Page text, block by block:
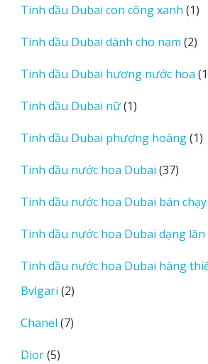
Tinh dầu Dubai con công xanh 11
Tinh dầu Dubai dành cho nam 22
Tinh dầu Dubai hương nước hoa
Tinh dầu Dubai nữ 11
phẩm
Tinh dầu Dubai phượng hoàng 11
Tinh dầu nước hoa Dubai 3737
phẩm
Tinh dầu nước hoa Dubai bán
Tinh dầu nước hoa Dubai dạng lăn
Tinh dầu nước hoa Dubai hàng
Bvlgari 22
phẩm
Chanel 77
Dior 55